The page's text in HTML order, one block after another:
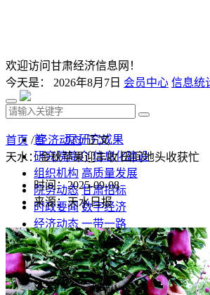
欢迎访问甘肃经济信息网！
今天是： 2026年8月7日 会员中心 信息统
首 页 研究成果
研究院简介 信息化建设
组织机构 高质量发展
院务动态 甘肃招标
时政要闻 数字经济
经济动态 一带一路
发改视点 乡村振兴
投资分析 发展规划
监测预测 文库下载
首页 /经济动态/ 正文
天水：金秋苹果迎丰收 田间地头收获忙
时间：2025-09-08
来源：天水日报